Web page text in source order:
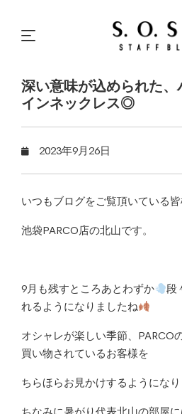
深い意味が込められた、
インネックレス◎
2023年9月26日
いつもブログをご覧頂いている
池袋PARCO店の北山です。
9月も残すところあとわずか
段
れるようになりましたね
オシャレが楽しい季節、PARCO
買い物されているお客様を
ちらほらお見かけするようにな